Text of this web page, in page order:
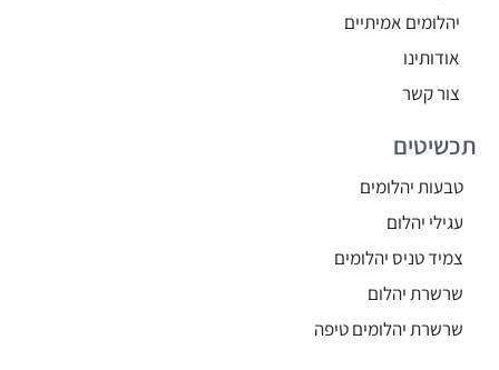
יהלומים אמיתיים
אודותינו
צור קשר
תכשיטים
טבעות יהלומים
עגילי יהלום
צמיד טניס יהלומים
שרשרת יהלום
שרשרת יהלומים טיפה